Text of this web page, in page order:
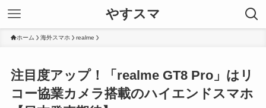
やすスマ
ホーム 海外スマホ realme
注目度アップ！「realme GT8 Pro」はリ
コー協業カメラ搭載のハイエンドスマホ